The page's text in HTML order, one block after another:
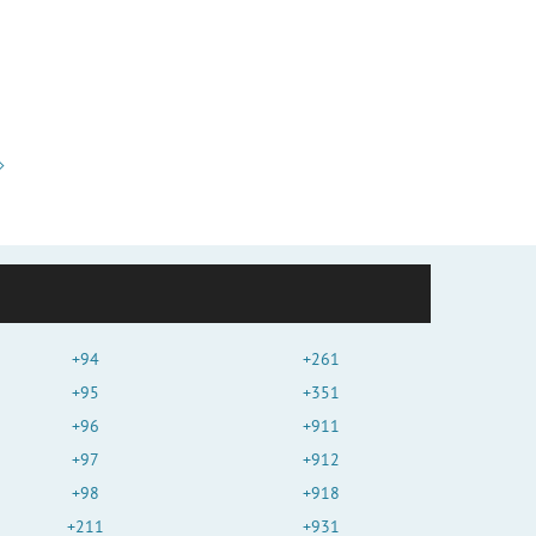
+94
+95
+96
+97
+98
+211
+261
+351
+911
+912
+918
+931